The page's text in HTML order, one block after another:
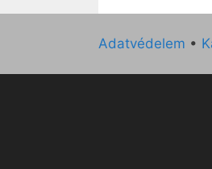
Adatvédelem •